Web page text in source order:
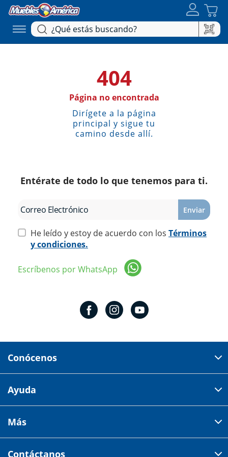
404
Página no encontrada
Dirígete a la página
principal y sigue tu
camino desde allí.
Entérate de todo lo que tenemos para ti.
Enviar
He leído y estoy de acuerdo con los Términos
y condiciones.
Escríbenos por WhatsApp
Conócenos
Av 18 de marzo # 309. Colonia la Nogalera.
Tiendas
Ayuda
Centro de ayuda
Más
Contáctanos